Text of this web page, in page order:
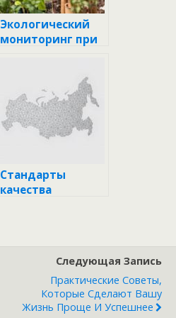
Экологический
мониторинг при
развиваться
Стандарты
качества
Следующая Запись
Практические Советы,
Которые Сделают Вашу
Жизнь Проще И Успешнее